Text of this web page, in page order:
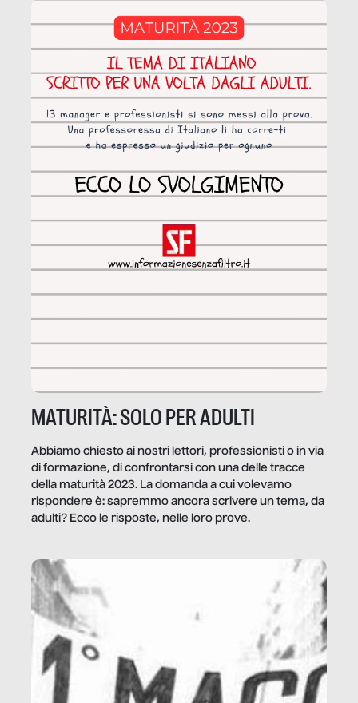
MATURITÀ: SOLO PER ADULTI
Abbiamo chiesto ai nostri lettori, professionisti o in via
di formazione, di confrontarsi con una delle tracce
della maturità 2023. La domanda a cui volevamo
rispondere è: sapremmo ancora scrivere un tema, da
adulti? Ecco le risposte, nelle loro prove.